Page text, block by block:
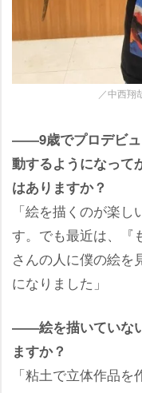
／中西翔
――9歳でプロデビュ
動するようになって
はありますか？
「絵を描くのが楽
す。でも最近は、『
さんの人に僕の絵を
になりました」
――絵を描いていな
ますか？
「粘土で立体作品